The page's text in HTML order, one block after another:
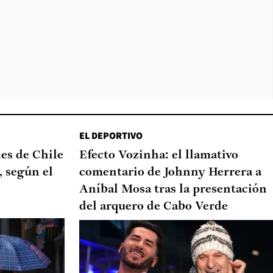
de Chile
según el
EL DEPORTIVO
Efecto Vozinha: el llamativo
comentario de Johnny Herrera a
Aníbal Mosa tras la presentación
del arquero de Cabo Verde